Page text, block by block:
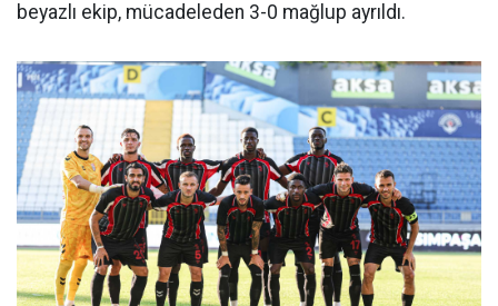
beyazlı ekip, mücadeleden 3-0 mağlup ayrıldı.